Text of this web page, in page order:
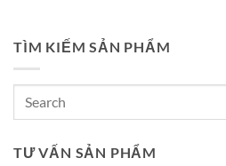
TÌM KIẾM SẢN PHẨM
TƯ VẤN SẢN PHẨM